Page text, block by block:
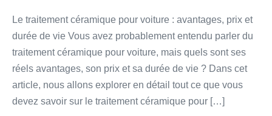
Le traitement céramique pour voiture : avantages, prix et
durée de vie Vous avez probablement entendu parler du
traitement céramique pour voiture, mais quels sont ses
réels avantages, son prix et sa durée de vie ? Dans cet
article, nous allons explorer en détail tout ce que vous
devez savoir sur le traitement céramique pour […]